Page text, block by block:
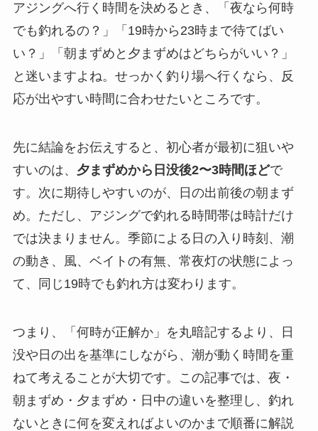
アジングへ行く時間を決めるとき、「夜なら何時
でも釣れるの？」「19時から23時まで待てばい
い？」「朝まずめと夕まずめはどちらがいい？」
と迷いますよね。せっかく釣り場へ行くなら、反
応が出やすい時間に合わせたいところです。
先に結論をお伝えすると、初心者が最初に狙いや
すいのは、 夕まずめから日没後2〜3時間ほどで
す。次に期待しやすいのが、日の出前後の朝まず
め。ただし、アジングで釣れる時間帯は時計だけ
では決まりません。季節による日の入り時刻、潮
の動き、風、ベイトの有無、常夜灯の状態によっ
て、同じ19時でも釣れ方は変わります。
つまり、「何時が正解か」を丸暗記するより、
日
没や日の出を基準にしながら、潮が動く時間を重
ねて考えること が大切です。この記事では、夜・
朝まずめ・夕まずめ・日中の違いを整理し、釣れ
ないときに何を変えればよいのかまで順番に解説